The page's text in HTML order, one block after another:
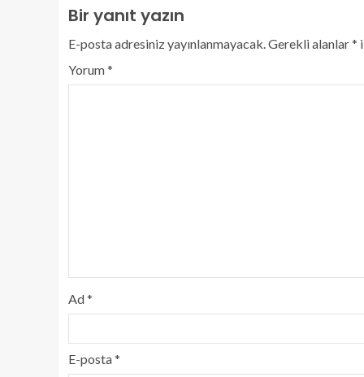
Bir yanıt yazın
E-posta adresiniz yayınlanmayacak.Gerekli alanlar*
Yorum*
Ad*
E-posta*